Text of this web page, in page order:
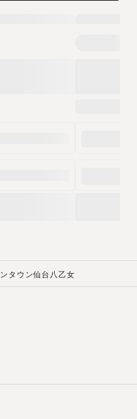
タウン仙台八乙女